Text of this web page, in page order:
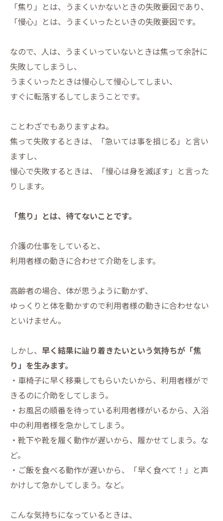
「焦り」とは、うまくいかないときの失敗要因であり、
「慢心」とは、うまくいったといきの失敗要因です。
なので、人は、うまくいっていないときは焦って余計に
失敗してしまうし、
うまくいったときは慢心して慢心してしまい、
すぐに転落するしてしまうことです。
ことわざでもありますよね。
焦って失敗するときは、「急いては事を損じる」と言い
ますし、
慢心で失敗するときは、「慢心は身を滅ぼす」と言った
りします。
「焦り」とは、待てないことです。
介護の仕事をしていると、
利用者様の動きに合わせて介助をします。
高齢者の場合、体が思うように動かず、
ゆっくりと体を動かすので利用者様の動きに合わせない
といけません。
しかし、 早く結果に辿り着きたいという気持ちが「焦
り」を生みます。
・車椅子に早く移乗してもらいたいから、利用者様がで
きるのに介助をしてしまう。
・お風呂の順番を待っている利用者様がいるから、入浴
中の利用者様を急かしてしまう。
・靴下や靴を履く動作が遅いから、履かせてしまう。な
ど。
・ご飯を食べる動作が遅いから、「早く食べて！」と声
かけして急かしてしまう。など。
こんな気持ちになっているときは、